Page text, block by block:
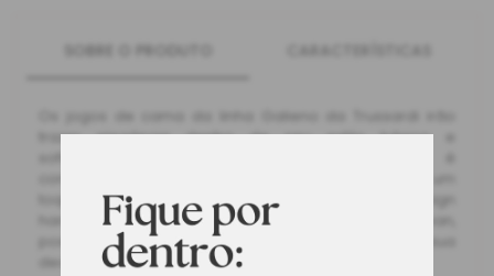
SOBRE O PRODUTO CARACTERÍSTICAS
trazer elegância dentro de seu estilo básico e
toque macio e aconchegante. Com um design
harmonioso irá deixar o ambiente charmoso e clean,
possibilitando a combinação perfeita com a sua
decoração e seu descanso ainda mais proveitoso.